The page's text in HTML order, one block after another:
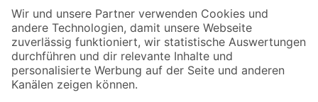
Der toom Newsletter: Keine Angebote und Aktionen mehr verpassen!
Zur Newsletter Anmeldung
Folge uns